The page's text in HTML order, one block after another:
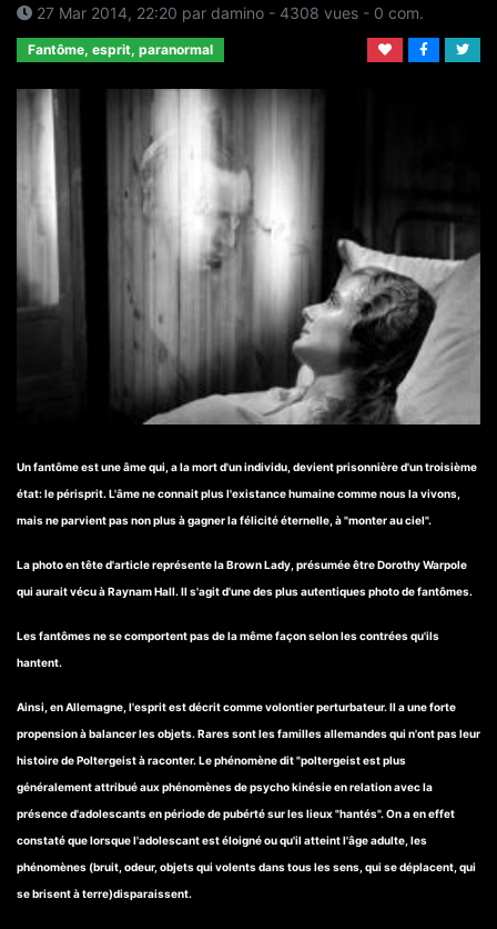
27 Mar 2014, 22:20 par damino - 4308 vues - 0 com.
Fantôme, esprit, paranormal
Un fantôme est une âme qui, a la mort d'un individu, devient prisonnière d'un troisième
état: le périsprit. L'âme ne connait plus l'existance humaine comme nous la vivons,
mais ne parvient pas non plus à gagner la félicité éternelle, à "monter au ciel".
La photo en tête d'article représente la Brown Lady, présumée être Dorothy Warpole
qui aurait vécu à Raynam Hall. Il s'agit d'une des plus autentiques photo de fantômes.
Les fantômes ne se comportent pas de la même façon selon les contrées qu'ils
hantent.
Ainsi, en Allemagne, l'esprit est décrit comme volontier perturbateur. Il a une forte
propension à balancer les objets. Rares sont les familles allemandes qui n'ont pas leur
histoire de Poltergeist à raconter. Le phénomène dit "poltergeist est plus
généralement attribué aux phénomènes de psycho kinésie en relation avec la
présence d'adolescants en période de pubérté sur les lieux "hantés". On a en effet
constaté que lorsque l'adolescant est éloigné ou qu'il atteint l'âge adulte, les
phénomènes (bruit, odeur, objets qui volents dans tous les sens, qui se déplacent, qui
se brisent à terre)disparaissent.